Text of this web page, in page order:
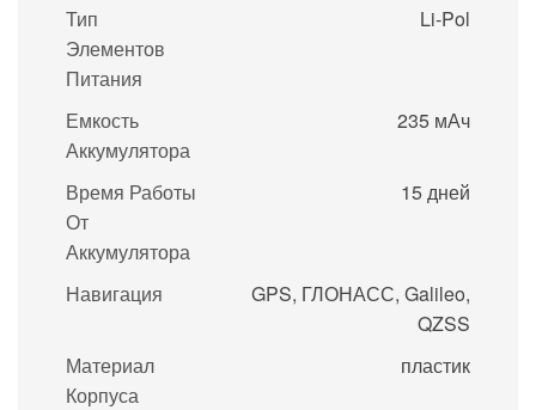
Тип
Элементов
Питания
Li-Pol
Емкость
Аккумулятора
235 мАч
Время Работы
От
Аккумулятора
15 дней
Навигация
GPS, ГЛОНАСС, Galileo,
QZSS
Материал
Корпуса
пластик